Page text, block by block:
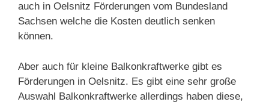
auch in Oelsnitz Förderungen vom Bundesland
Sachsen welche die Kosten deutlich senken
können.
Aber auch für kleine Balkonkraftwerke gibt es
Förderungen in Oelsnitz. Es gibt eine sehr große
Auswahl Balkonkraftwerke allerdings haben diese,